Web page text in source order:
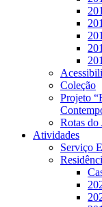
Coleção
Projeto
Rotas
Atividades
Serviço